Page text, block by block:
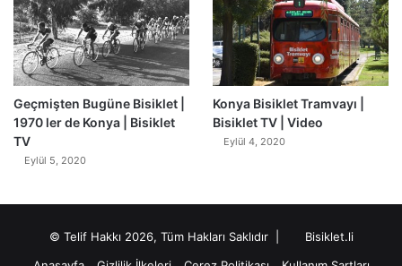
Geçmişten Bugüne Bisiklet |
1970 ler de Konya | Bisiklet
TV
Eylül 5, 2020
Konya Bisiklet Tramvayı |
Bisiklet TV | Video
Eylül 4, 2020
© Telif Hakkı 2026, Tüm Hakları Saklıdır |
Bisiklet.li